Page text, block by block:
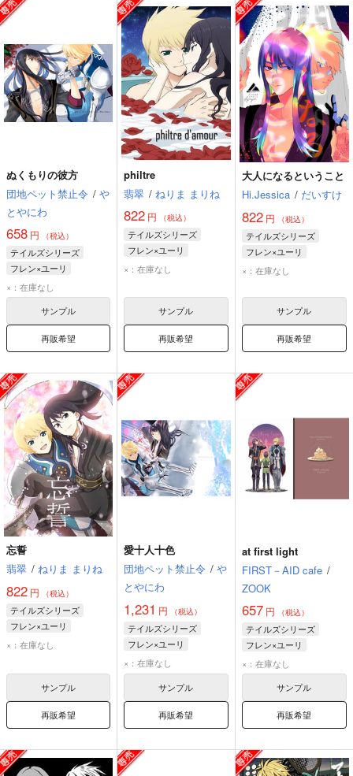
ぬくもりの彼方
団地ペット禁止令 / や
とやにわ
658 円 （税込）
テイルズシリーズ
フレン×ユーリ
フレン・シーフォ
ユーリ・ローウェル
×：在庫なし
サンプル
再販希望
philtre
翡翠 / ねりま まりね
822 円 （税込）
テイルズシリーズ
フレン×ユーリ
×：在庫なし
サンプル
再販希望
大人になるということ
Hi.Jessica / だいすけ
822円 （税込）
テイルズシリーズ
フレン×ユーリ
×：在庫なし
サンプル
再販希望
忘誓
翡翠 / ねりま まりね
822 円 （税込）
テイルズシリーズ
フレン×ユーリ
ユーリ・ローウェル
×：在庫なし
サンプル
再販希望
愛十人十色
団地ペット禁止令 / や
とやにわ
1,231 円 （税込）
テイルズシリーズ
フレン×ユーリ
フレン・シーフォ
ユーリ・ローウェル
×：在庫なし
サンプル
再販希望
at first light
FIRST－AID cafe /
ZOOK
657円 （税込）
テイルズシリーズ
フレン×ユーリ
フレン・シーフォ
ユーリ・ローウェル
×：在庫なし
サンプル
再販希望